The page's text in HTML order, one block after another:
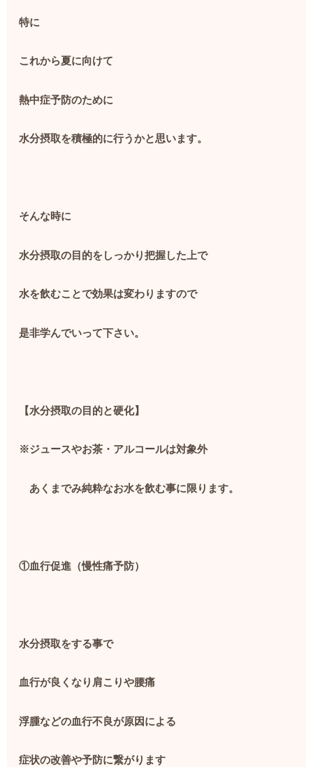
特に
これから夏に向けて
熱中症予防のために
水分摂取を積極的に行うかと思います。
そんな時に
水分摂取の目的をしっかり把握した上で
水を飲むことで効果は変わりますので
是非学んでいって下さい。
【水分摂取の目的と硬化】
※ジュースやお茶・アルコールは対象外
あくまでみ純粋なお水を飲む事に限ります。
①血行促進（慢性痛予防）
水分摂取をする事で
血行が良くなり肩こりや腰痛
浮腫などの血行不良が原因による
症状の改善や予防に繋がります